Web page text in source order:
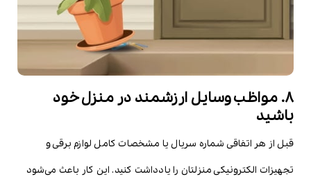
8. مواظب وسایل ارزشمند در منزل خود
باشید
قبل از هر اتفاقی شماره سریال یا مشخصات کامل لوازم برقی و
تجهیزات الکترونیکی منزلتان را یادداشت کنید. این کار باعث می‌شود